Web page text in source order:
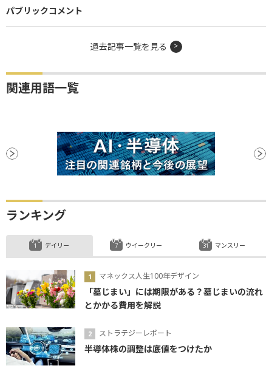
パブリックコメント
過去記事一覧を見る
関連用語一覧
ランキング
デイリー
マネックス人生100年デザイン
「墓じまい」には期限がある？墓じまいの流れ
とかかる費用を解説
ストラテジーレポート
半導体株の調整は底値をつけたか
ウイークリー マンスリー